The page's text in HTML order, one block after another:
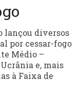
lançou diversos
por cessar-fogo
Médio –
e, mais
à Faixa de